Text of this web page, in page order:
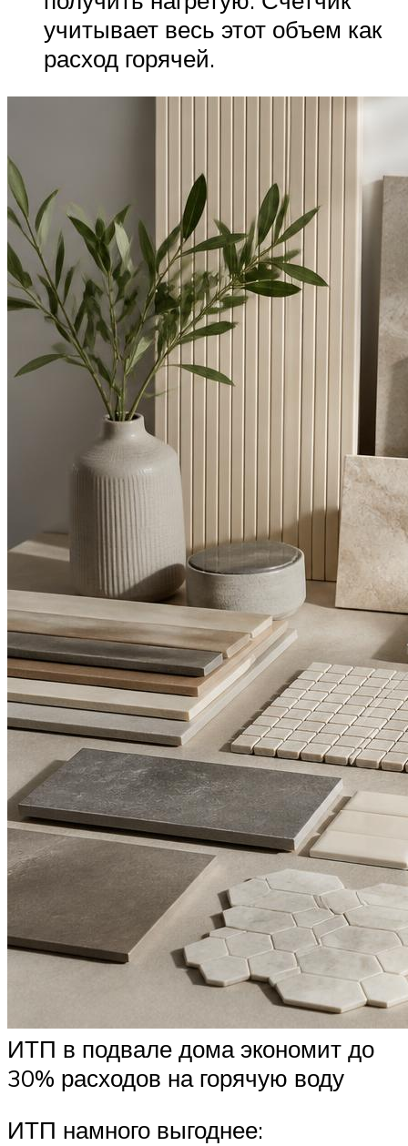
учитывает весь этот объем как
расход горячей.
ИТП в подвале дома экономит до
30% расходов на горячую воду
ИТП намного выгоднее: